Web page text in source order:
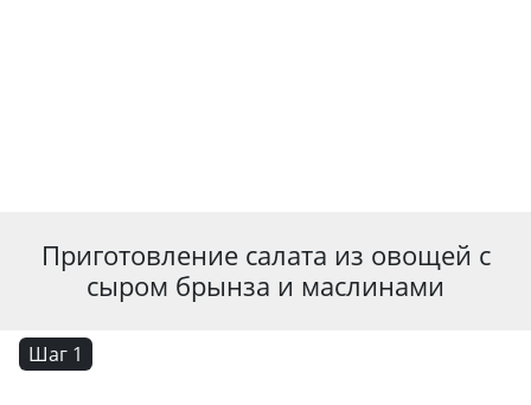
Приготовление салата из овощей с
сыром брынза и маслинами
Шаг 1